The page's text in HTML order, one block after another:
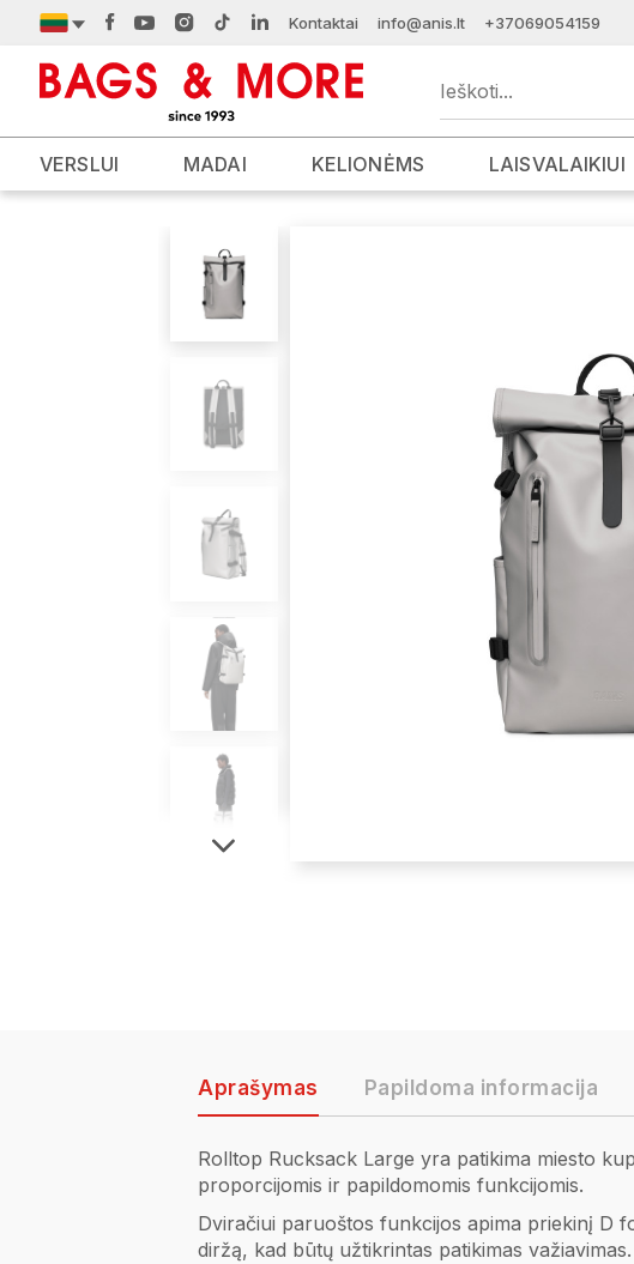
Kontaktai info@anis.lt +37069054159
VERSLUI MADAI KELIONĖMS LAISVALAIKIUI
Aprašymas Papildoma informacija
Rolltop Rucksack Large yra patikima miesto
proporcijomis ir papildomomis funkcijomis.
Dviračiui paruoštos funkcijos apima priekinį D
diržą, kad būtų užtikrintas patikimas važiavimas.